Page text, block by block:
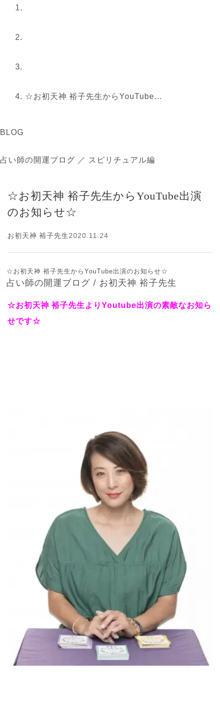
☆お初天神 裕子先生からYouTube出演のお知らせ☆
占い師の開運ブログ / お初天神 裕子先生
☆お初天神 裕子先生からYouTube…
BLOG
占い師の開運ブログ ／ スピリチュアル編
☆お初天神 裕子先生からYouTube出演
のお知らせ☆
お初天神 裕子先生 2020.11.24
☆お初天神 裕子先生よりYoutube出演の素敵なお知ら
せです☆